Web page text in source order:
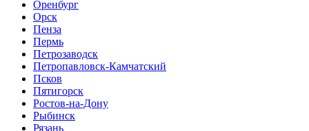
Оренбург
Орск
Пенза
Пермь
Петрозаводск
Петропавловск-Камчатский
Псков
Пятигорск
Ростов-на-Дону
Рыбинск
Рязань